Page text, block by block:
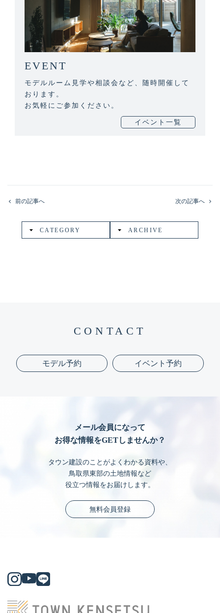
EVENT
モデルルーム見学や相談会など、随時開催して
おります。
お気軽にご参加ください。
イベント一覧
前の記事へ 次の記事へ
CATEGORY ARCHIVE
CONTACT
モデル予約 イベント予約
メール会員になって
お得な情報をGETしませんか？
タウン建設のことがよくわかる資料や、
鳥取県東部の土地情報など
役立つ情報をお届けします。
無料会員登録